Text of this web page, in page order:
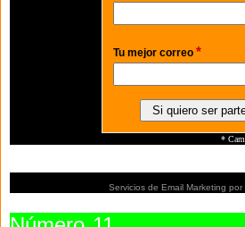
Tu mejor correo *
*
Servicios de Email Marketing por